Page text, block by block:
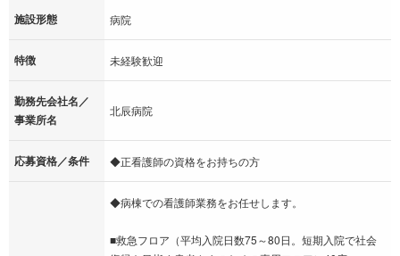
施設形態 病院
特徴 未経験歓迎
勤務先会社名／
事業所名
北辰病院
応募資格／条件 ◆正看護師の資格をお持ちの方
◆病棟での看護師業務をお任せします。
■救急フロア（平均入院日数75～80日。短期入院で社会